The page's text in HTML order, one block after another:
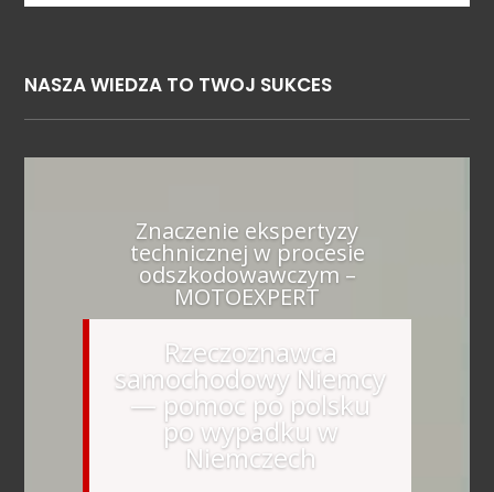
NASZA WIEDZA TO TWOJ SUKCES
Znaczenie ekspertyzy
technicznej w procesie
odszkodowawczym –
MOTOEXPERT
Rzeczoznawca
samochodowy Niemcy
— pomoc po polsku
po wypadku w
Niemczech